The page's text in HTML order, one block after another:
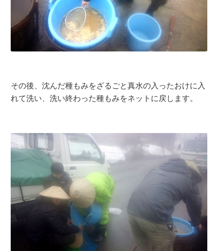
その後、沈んだ種もみをざるごと真水の入ったおけに入
れて洗い、洗い終わった種もみをネットに戻します。